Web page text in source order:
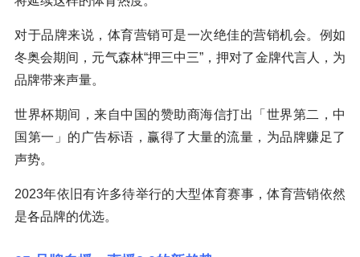
对于品牌来说，体育营销可是一次绝佳的营销机会。例如
冬奥会期间，元气森林“押三中三”，押对了金牌代言人，为
品牌带来声量。
世界杯期间，来自中国的赞助商海信打出「世界第二，中
国第一」的广告标语，赢得了大量的流量，为品牌赚足了
声势。
2023年依旧有许多待举行的大型体育赛事，体育营销依然
是各品牌的优选。